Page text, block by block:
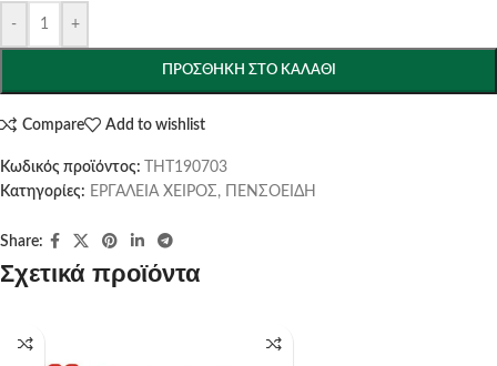
- +
ΠΡΟΣΘΉΚΗ ΣΤΟ ΚΑΛΆΘΙ
Compare Add to wishlist
Κωδικός προϊόντος:
THT190703
Κατηγορίες: ΕΡΓΑΛΕΙΑ ΧΕΙΡΟΣ, ΠΕΝΣΟΕΙΔΗ
Share:
Σχετικά προϊόντα